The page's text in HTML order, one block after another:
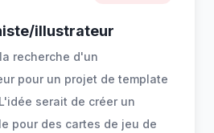
illustrateur
recherche d'un
pour un projet de template
serait de créer un
pour des cartes de jeu de